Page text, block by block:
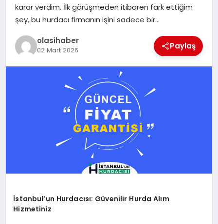
karar verdim. İlk görüşmeden itibaren fark ettiğim
şey, bu hurdacı firmanın işini sadece bir…
olasihaber
02 Mart 2026 Paylaş
İstanbul’un Hurdacısı: Güvenilir Hurda Alım
Hizmetiniz